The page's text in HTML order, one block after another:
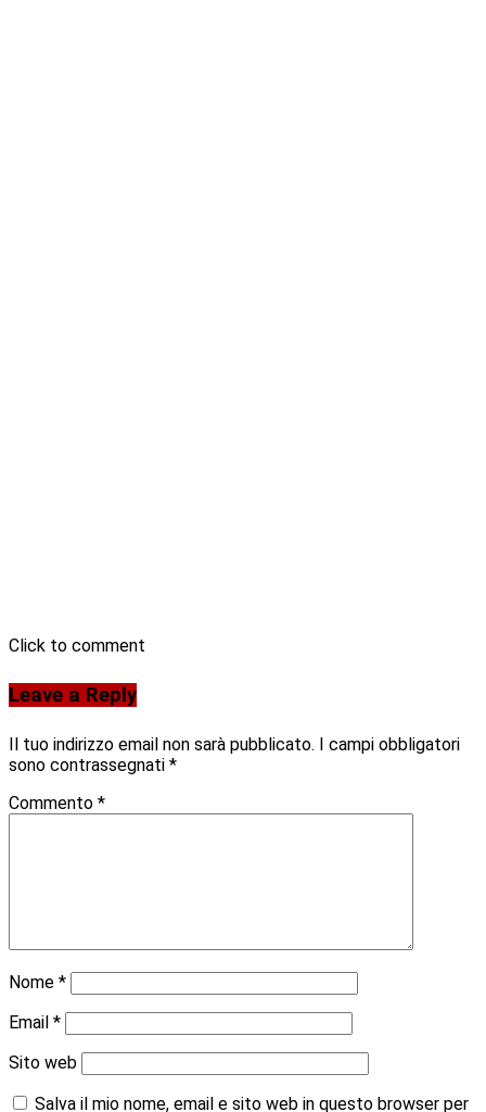
Click to comment
Leave a Reply
Il tuo indirizzo email non sarà pubblicato. I campi obbligatori
sono contrassegnati *
Commento *
Nome *
Email *
Sito web
Salva il mio nome, email e sito web in questo browser per